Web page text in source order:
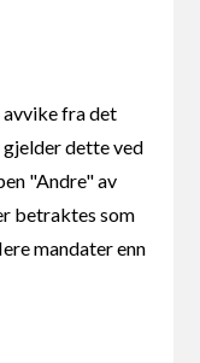
fra det
dette ved
"Andre" av
betraktes som
mandater enn